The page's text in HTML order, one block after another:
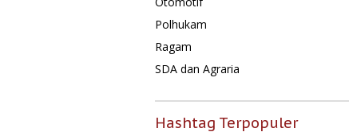
Polhukam
Ragam
SDA dan Agraria
Hashtag Terpopuler